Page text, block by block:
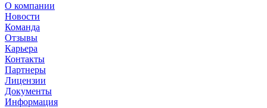
О компании
Новости
Команда
Отзывы
Карьера
Контакты
Партнеры
Лицензии
Документы
Информация